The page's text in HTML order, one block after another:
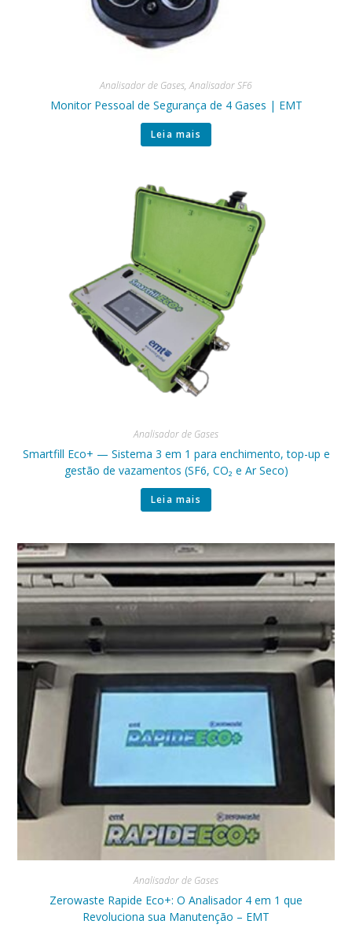
Analisador de Gases,Analisador SF6
Monitor Pessoal de Segurança de 4 Gases | EMT
Leia mais
Analisador de Gases
Smartfill Eco+ — Sistema 3 em 1 para enchimento, top-up e
gestão de vazamentos (SF6, CO₂ e Ar Seco)
Leia mais
Analisador de Gases
Zerowaste Rapide Eco+: O Analisador 4 em 1 que
Revoluciona sua Manutenção – EMT